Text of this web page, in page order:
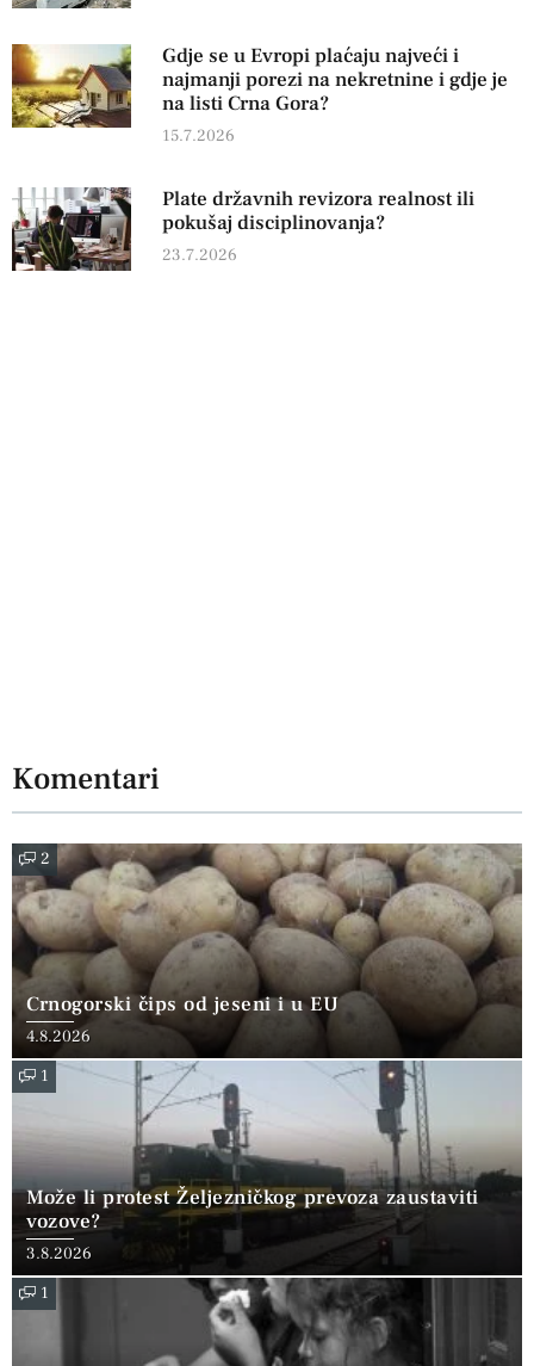
Gdje se u Evropi plaćaju najveći i
najmanji porezi na nekretnine i gdje je
na listi Crna Gora?
15.7.2026
Plate državnih revizora realnost ili
pokušaj disciplinovanja?
23.7.2026
Komentari
2
Crnogorski čips od jeseni i u EU
4.8.2026
1
Može li protest Željezničkog prevoza zaustaviti
vozove?
3.8.2026
1